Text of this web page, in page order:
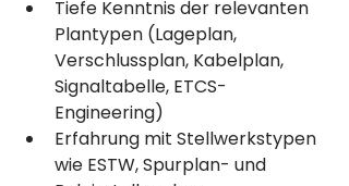
Tiefe Kenntnis der relevanten
Plantypen (Lageplan,
Verschlussplan, Kabelplan,
Signaltabelle, ETCS-
Engineering)
Erfahrung mit Stellwerkstypen
wie ESTW, Spurplan- und